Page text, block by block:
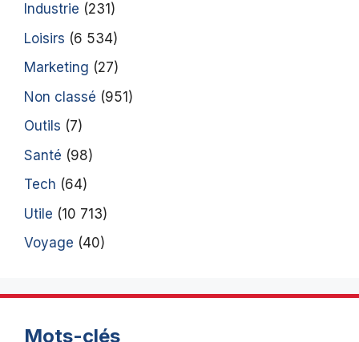
Industrie (231)
Loisirs (6 534)
Marketing (27)
Non classé (951)
Outils (7)
Santé (98)
Tech (64)
Utile (10 713)
Voyage (40)
Mots-clés